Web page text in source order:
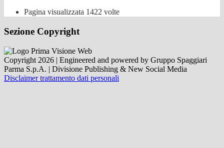
Pagina visualizzata 1422 volte
Sezione Copyright
Copyright 2026 | Engineered and powered by Gruppo Spaggiari
Parma S.p.A. | Divisione Publishing & New Social Media
Disclaimer trattamento dati personali